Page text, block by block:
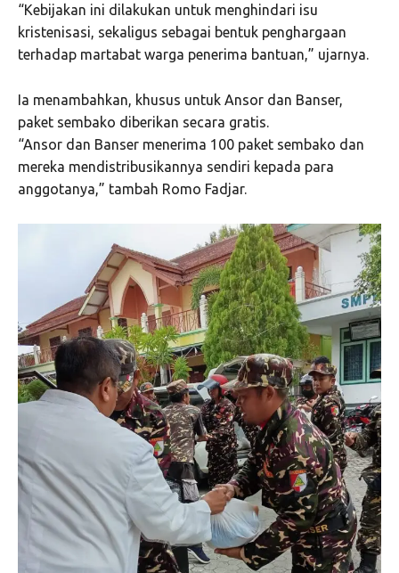
“Kebijakan ini dilakukan untuk menghindari isu
kristenisasi, sekaligus sebagai bentuk penghargaan
terhadap martabat warga penerima bantuan,” ujarnya.
Ia menambahkan, khusus untuk Ansor dan Banser,
paket sembako diberikan secara gratis.
“Ansor dan Banser menerima 100 paket sembako dan
mereka mendistribusikannya sendiri kepada para
anggotanya,” tambah Romo Fadjar.